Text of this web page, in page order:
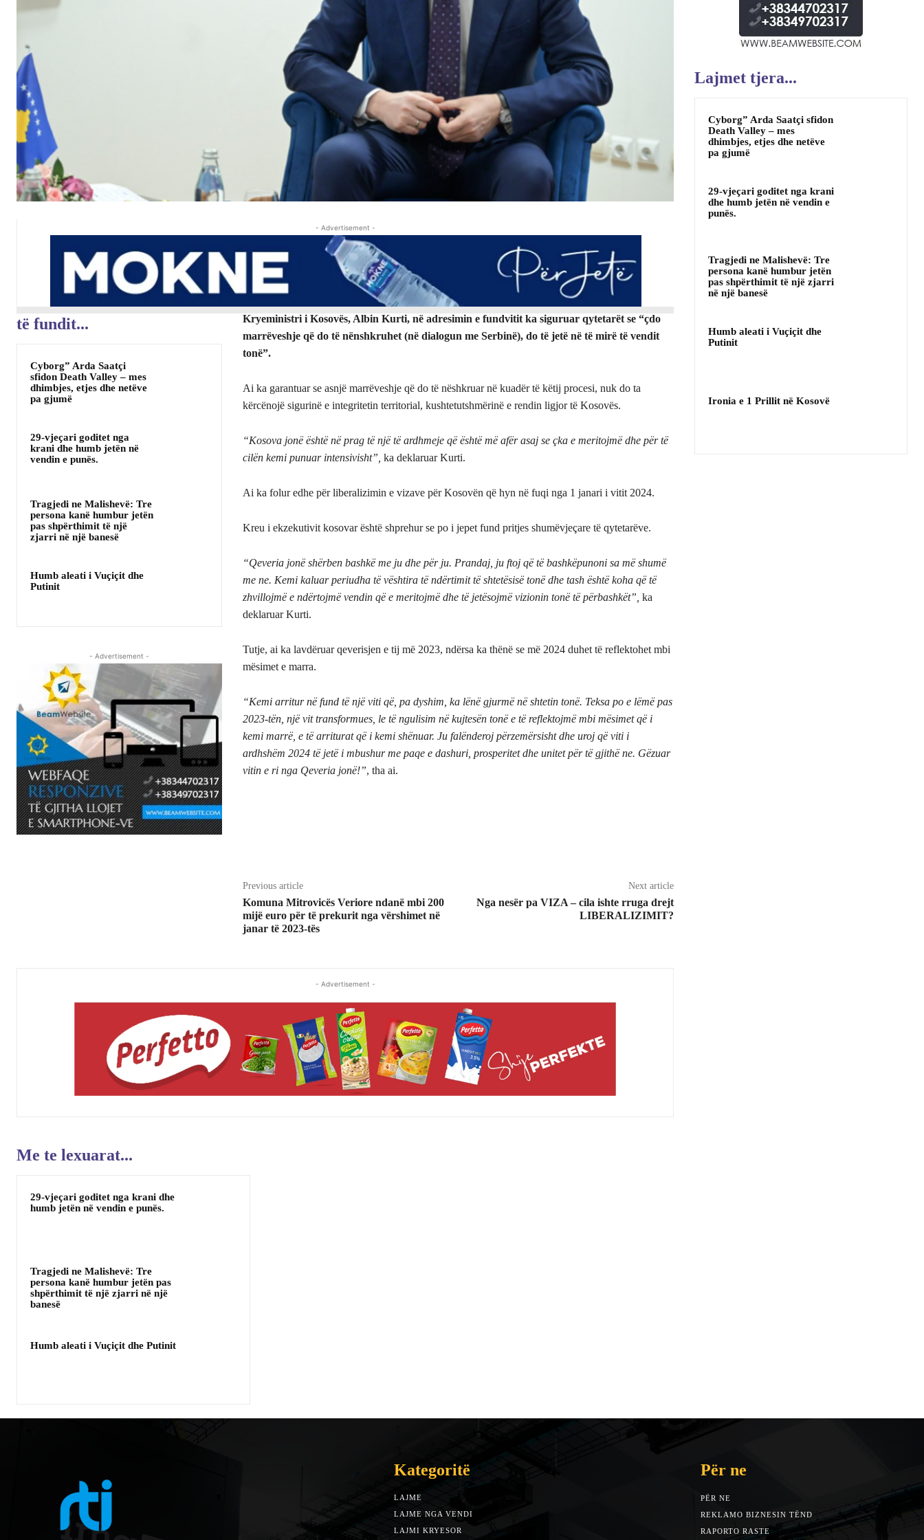
- Advertisement -
të fundit...
Cyborg” Arda Saatçi
sfidon Death Valley – mes
dhimbjes, etjes dhe netëve
pa gjumë
29-vjeçari goditet nga
krani dhe humb jetën në
vendin e punës.
Tragjedi ne Malishevë: Tre
persona kanë humbur jetën
pas shpërthimit të një
zjarri në një banesë
Humb aleati i Vuçiçit dhe
Putinit
- Advertisement -
Kryeministri i Kosovës, Albin Kurti, në adresimin e fundvitit ka siguruar qytetarët se “çdo
marrëveshje që do të nënshkruhet (në dialogun me Serbinë), do të jetë në të mirë të vendit
tonë”.
Ai ka garantuar se asnjë marrëveshje që do të nëshkruar në kuadër të këtij procesi, nuk do ta
kërcënojë sigurinë e integritetin territorial, kushtetutshmërinë e rendin ligjor të Kosovës.
“Kosova jonë është në prag të një të ardhmeje që është më afër asaj se çka e meritojmë dhe për të
cilën kemi punuar intensivisht”, ka deklaruar Kurti.
Ai ka folur edhe për liberalizimin e vizave për Kosovën që hyn në fuqi nga 1 janari i vitit 2024.
Kreu i ekzekutivit kosovar është shprehur se po i jepet fund pritjes shumëvjeçare të qytetarëve.
“Qeveria jonë shërben bashkë me ju dhe për ju. Prandaj, ju ftoj që të bashkëpunoni sa më shumë
me ne. Kemi kaluar periudha të vështira të ndërtimit të shtetësisë tonë dhe tash është koha që të
zhvillojmë e ndërtojmë vendin që e meritojmë dhe të jetësojmë vizionin tonë të përbashkët”, ka
deklaruar Kurti.
Tutje, ai ka lavdëruar qeverisjen e tij më 2023, ndërsa ka thënë se më 2024 duhet të reflektohet mbi
mësimet e marra.
“Kemi arritur në fund të një viti që, pa dyshim, ka lënë gjurmë në shtetin tonë. Teksa po e lëmë pas
2023-tën, një vit transformues, le të ngulisim në kujtesën tonë e të reflektojmë mbi mësimet që i
kemi marrë, e të arriturat që i kemi shënuar. Ju falënderoj përzemërsisht dhe uroj që viti i
ardhshëm 2024 të jetë i mbushur me paqe e dashuri, prosperitet dhe unitet për të gjithë ne. Gëzuar
vitin e ri nga Qeveria jonë!”, tha ai.
Previous article
Komuna Mitrovicës Veriore ndanë mbi 200
mijë euro për të prekurit nga vërshimet në
janar të 2023-tës
Next article
Nga nesër pa VIZA – cila ishte rruga drejt
LIBERALIZIMIT?
- Advertisement -
Me te lexuarat...
29-vjeçari goditet nga krani dhe
humb jetën në vendin e punës.
Tragjedi ne Malishevë: Tre
persona kanë humbur jetën pas
shpërthimit të një zjarri në një
banesë
Humb aleati i Vuçiçit dhe Putinit
Lajmet tjera...
Cyborg” Arda Saatçi sfidon
Death Valley – mes
dhimbjes, etjes dhe netëve
pa gjumë
29-vjeçari goditet nga krani
dhe humb jetën në vendin e
punës.
Tragjedi ne Malishevë: Tre
persona kanë humbur jetën
pas shpërthimit të një zjarri
në një banesë
Humb aleati i Vuçiçit dhe
Putinit
Ironia e 1 Prillit në Kosovë
Kategoritë
LAJME
LAJME NGA VENDI
LAJMI KRYESOR
Për ne
PËR NE
REKLAMO BIZNESIN TËND
RAPORTO RASTE